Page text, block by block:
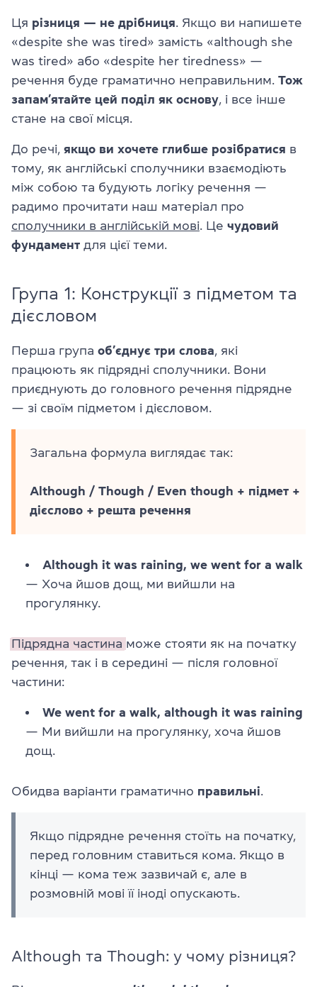
Ця різниця — не дрібниця . Якщо ви напишете
«despite she was tired» замість «although she
was tired» або «despite her tiredness» —
речення буде граматично неправильним. Тож
запам’ятайте цей поділ як основу , і все інше
стане на свої місця.
До речі, якщо ви хочете глибше розібратися в
тому, як англійські сполучники взаємодіють
між собою та будують логіку речення —
радимо прочитати наш матеріал про
сполучники в англійській мові . Це чудовий
фундамент для цієї теми.
Група 1: Конструкції з підметом та
дієсловом
Перша група об’єднує три слова , які
працюють як підрядні сполучники. Вони
приєднують до головного речення підрядне
— зі своїм підметом і дієсловом.
Загальна формула виглядає так:
Although / Though / Even though + підмет +
дієслово + решта речення
Although it was raining, we went for a walk
— Хоча йшов дощ, ми вийшли на
прогулянку.
Підрядна частина може стояти як на початку
речення, так і в середині — після головної
частини:
We went for a walk, although it was raining
— Ми вийшли на прогулянку, хоча йшов
дощ.
Обидва варіанти граматично правильні
Якщо підрядне речення стоїть на початку,
перед головним ставиться кома. Якщо в
кінці — кома теж зазвичай є, але в
розмовній мові її іноді опускають.
Although та Though: у чому різниця?